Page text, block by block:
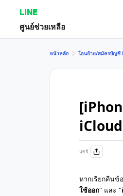
LINE
ศูนย์ช่วยเหลือ
หน้าหลัก โอนย้าย/สมัครบัญชี
แชร์
หากเรียกคืนข้
ใช้ออก" และ "